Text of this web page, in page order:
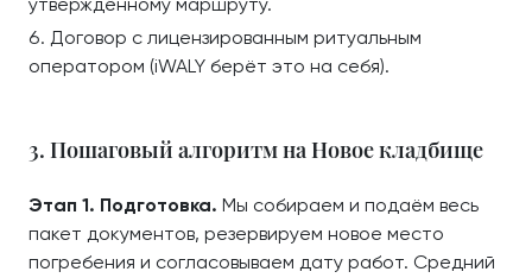
Договор с лицензированным ритуальным
оператором (iWALY берёт это на себя).
3. Пошаговый алгоритм на Новое кладбище
Этап 1. Подготовка. Мы собираем и подаём весь
пакет документов, резервируем новое место
погребения и согласовываем дату работ. Средний